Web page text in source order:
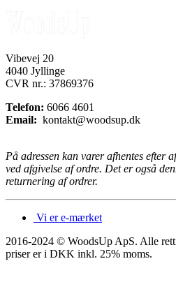
Vibevej 20
4040 Jyllinge
CVR nr.: 37869376
Telefon: 6066 4601
Email: kontakt@woodsup.dk
På adressen kan varer afhentes efter
ved afgivelse af ordre. Det er også
returnering af ordrer.
Vi er e-mærket
2016-2024 © WoodsUp ApS. Alle
priser er i DKK inkl. 25% moms.